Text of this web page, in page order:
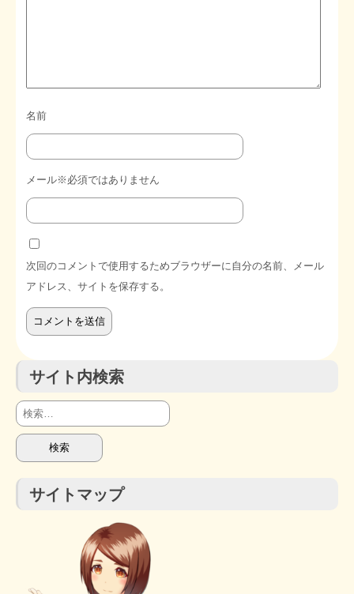
名前
メール※必須ではありません
次回のコメントで使用するためブラウザーに自分の名前、メール
アドレス、サイトを保存する。
サイト内検索
検
索:
サイトマップ